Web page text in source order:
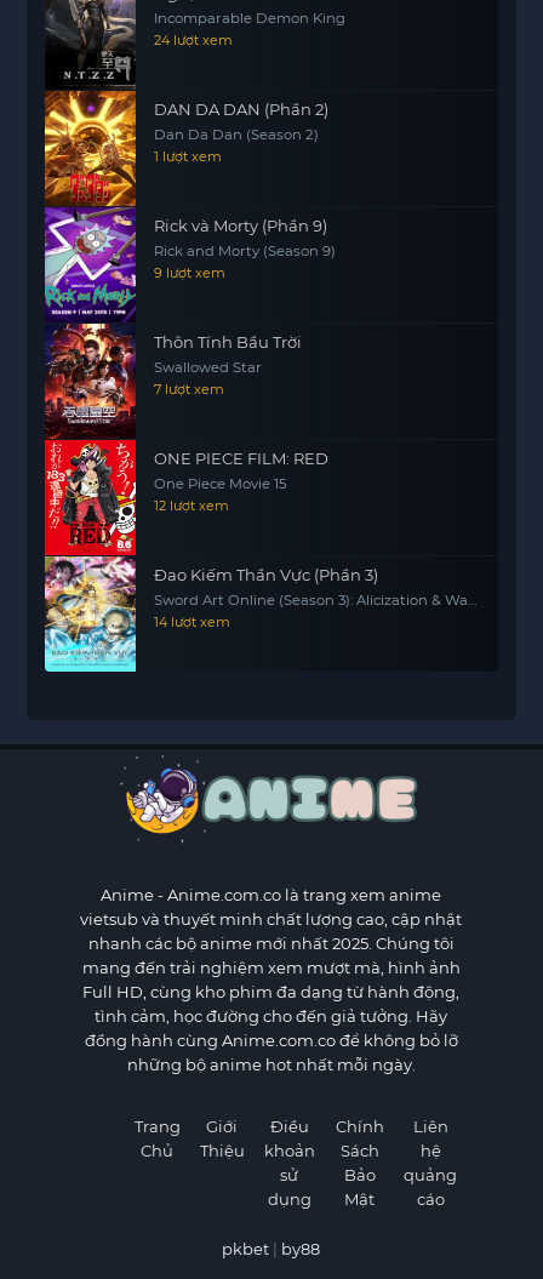
Incomparable Demon King
24 lượt xem
DAN DA DAN (Phần 2)
Dan Da Dan (Season 2)
1 lượt xem
Rick và Morty (Phần 9)
Rick and Morty (Season 9)
9 lượt xem
Thôn Tính Bầu Trời
Swallowed Star
7 lượt xem
ONE PIECE FILM: RED
One Piece Movie 15
12 lượt xem
Đao Kiếm Thần Vực (Phần 3)
Sword Art Online (Season 3): Alicization & War
Of Underworld
14 lượt xem
Anime- Anime.com.co là trang xem anime
vietsub và thuyết minh chất lượng cao, cập nhật
nhanh các bộ anime mới nhất 2025. Chúng tôi
mang đến trải nghiệm xem mượt mà, hình ảnh
Full HD, cùng kho phim đa dạng từ hành động,
tình cảm, học đường cho đến giả tưởng. Hãy
đồng hành cùng Anime.com.co để không bỏ lỡ
những bộ anime hot nhất mỗi ngày.
Trang
Chủ
Giới
Thiệu
Điều
khoản
sử
dụng
Chính
Sách
Bảo
Mật
Liên
hệ
quảng
cáo
pkbet | by88